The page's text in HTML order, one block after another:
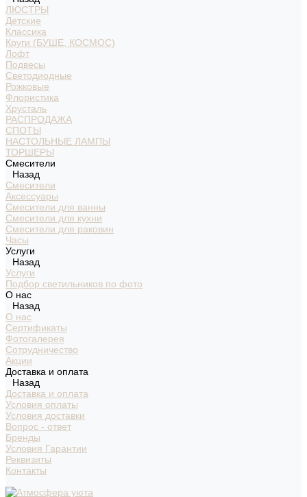
ЛЮСТРЫ
Детские
Классика
Круги (БУШЕ, КОСМОС)
Лофт
Подвесы
Светодиодные
Рожковые
Флористика
Хрусталь
РАСПРОДАЖА
СПОТЫ
НАСТОЛЬНЫЕ ЛАМПЫ
ТОРШЕРЫ
Смесители
Назад
Смесители
Аксессуары
Смесители для ванны
Смесители для кухни
Смесители для раковин
Часы
Услуги
Назад
Услуги
Подбор светильников по фото
О нас
Назад
О нас
Сертификаты
Фотогалерея
Сотрудничество
Акции
Доставка и оплата
Назад
Доставка и оплата
Условия оплаты
Условия доставки
Вопрос - ответ
Бренды
Условия Гарантии
Реквизиты
Контакты